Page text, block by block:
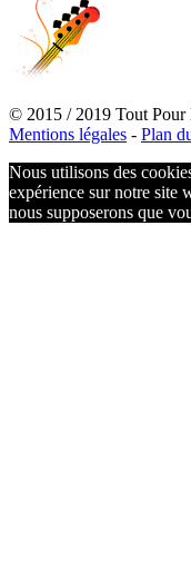
© 2015 / 2019 Tout Pour
Mentions légales - Plan
Nous utilisons des
expérience sur notre site
nous supposerons que